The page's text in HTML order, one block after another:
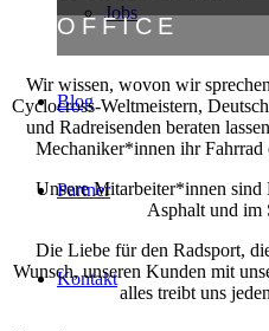
Jobs
Blog
Partner
Kontakt
OFFICE
Wir wissen, wovon wir
Cyclocross-Weltmeistern,
und Radreisenden beraten
Mechaniker*innen ihr
Unsere Mitarbeiter*innen sind
Asphalt und im
Die Liebe für den Radsport,
Wunsch, unseren Kunden mit
alles treibt uns